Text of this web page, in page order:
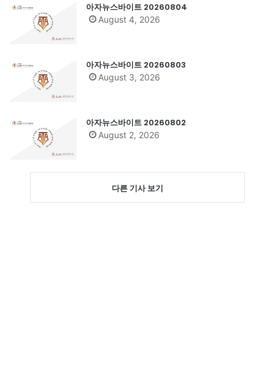
아자뉴스바이트 20260804
August 4, 2026
아자뉴스바이트 20260803
August 3, 2026
아자뉴스바이트 20260802
August 2, 2026
다른 기사 보기